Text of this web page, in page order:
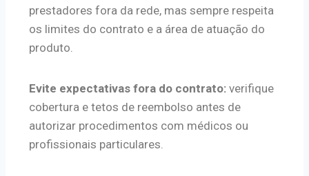
prestadores fora da rede, mas sempre respeita
os limites do contrato e a área de atuação do
produto.
Evite expectativas fora do contrato: verifique
cobertura e tetos de reembolso antes de
autorizar procedimentos com médicos ou
profissionais particulares.